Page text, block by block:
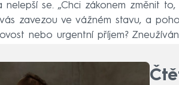
nelepší se. „Chci zákonem změnit
zavezou ve vážném stavu, a
nebo urgentní příjem?